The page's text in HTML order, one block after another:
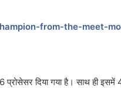
from-the-meet-
प्रोसेसर दिया गया है। साथ ही